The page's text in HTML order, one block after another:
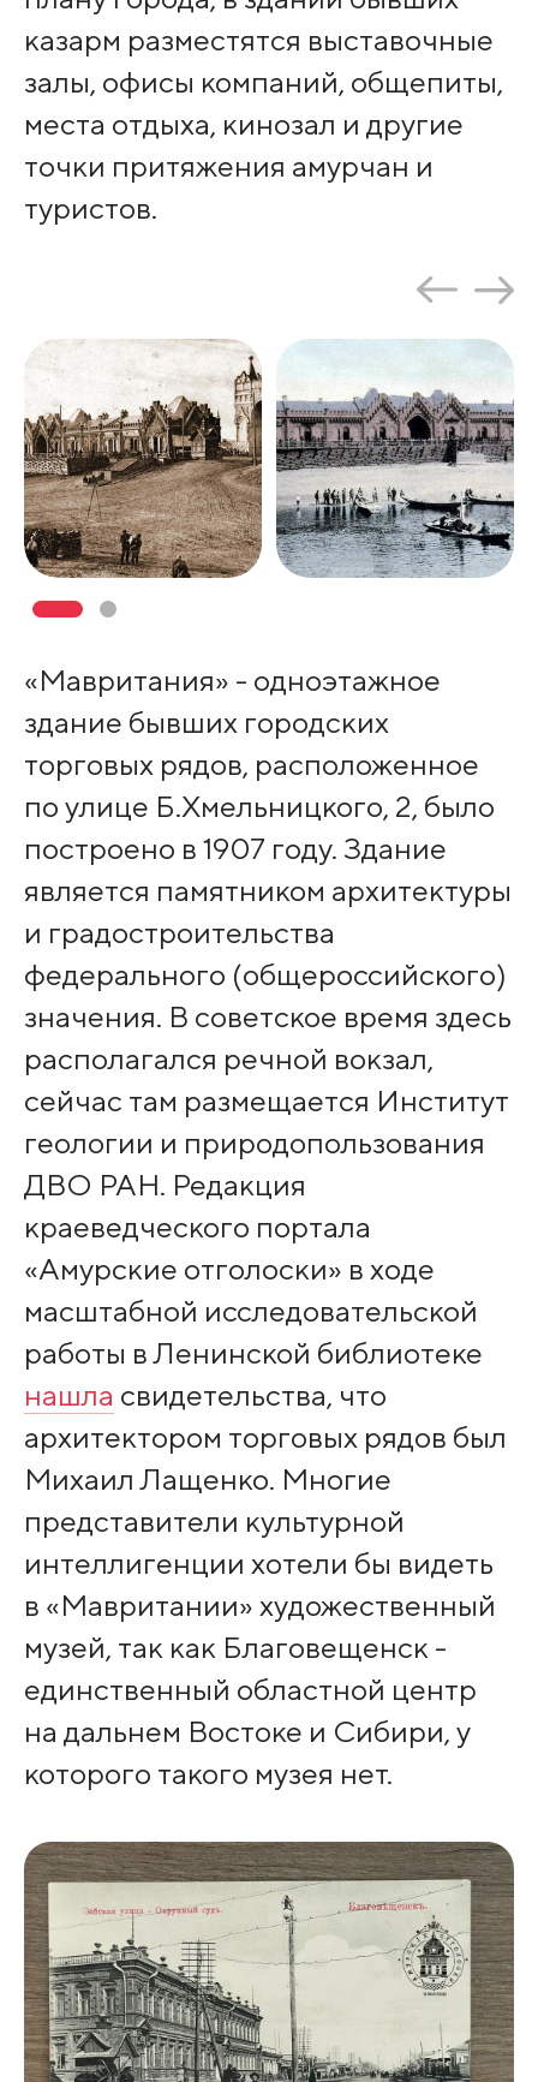
казарм разместятся выставочные
залы, офисы компаний, общепиты,
места отдыха, кинозал и другие
точки притяжения амурчан и
туристов.
«Мавритания» - одноэтажное
здание бывших городских
торговых рядов, расположенное
по улице Б.Хмельницкого, 2, было
построено в 1907 году. Здание
является памятником архитектуры
и градостроительства
федерального (общероссийского)
значения. В советское время здесь
располагался речной вокзал,
сейчас там размещается Институт
геологии и природопользования
ДВО РАН. Редакция
краеведческого портала
«Амурские отголоски» в ходе
масштабной исследовательской
работы в Ленинской библиотеке
нашла свидетельства, что
архитектором торговых рядов был
Михаил Лащенко. Многие
представители культурной
интеллигенции хотели бы видеть
в «Мавритании» художественный
музей, так как Благовещенск -
единственный областной центр
на дальнем Востоке и Сибири, у
которого такого музея нет.